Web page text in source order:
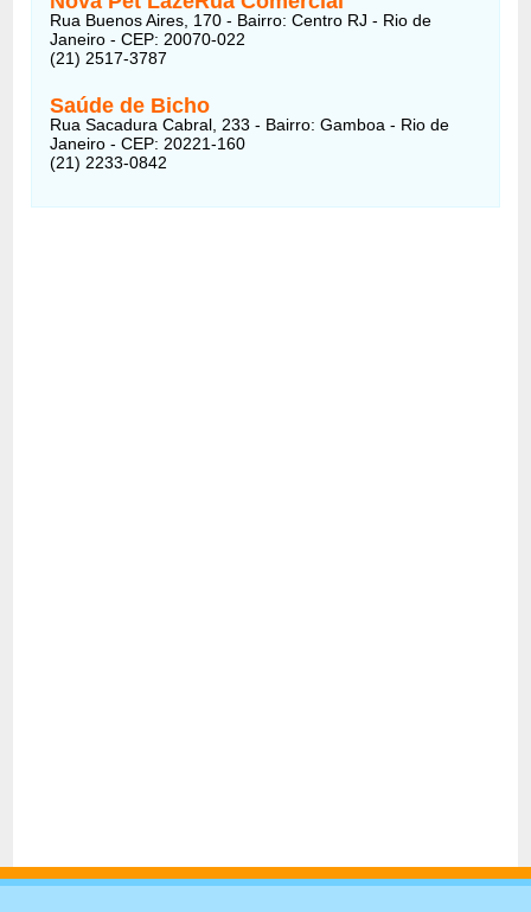
Rua Buenos Aires, 170 - Bairro: Centro RJ - Rio de
Janeiro - CEP: 20070-022
(21) 2517-3787
Saúde de Bicho
Rua Sacadura Cabral, 233 - Bairro: Gamboa - Rio de
Janeiro - CEP: 20221-160
(21) 2233-0842